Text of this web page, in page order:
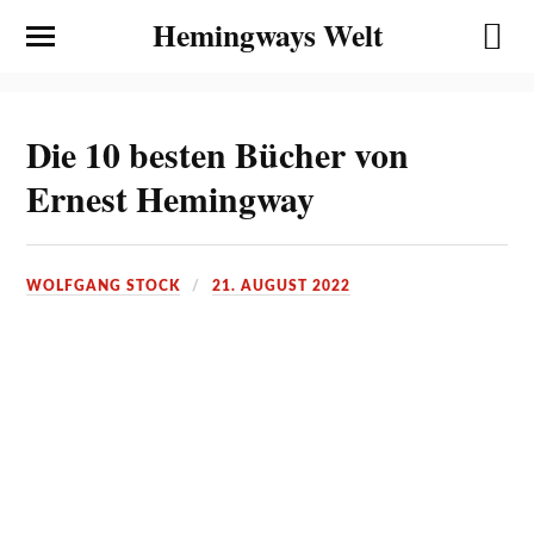
Hemingways Welt
Die 10 besten Bücher von
Ernest Hemingway
WOLFGANG STOCK 21. AUGUST 2022